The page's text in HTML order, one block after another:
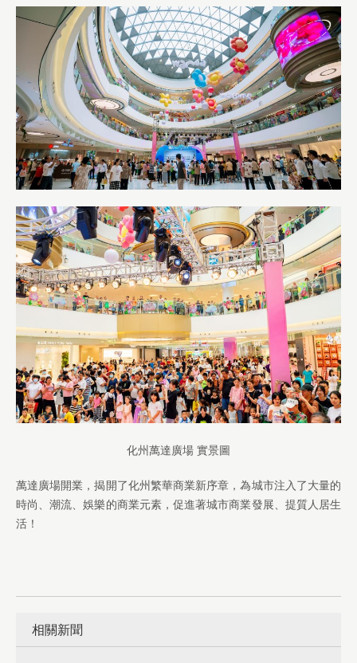
化州萬達廣場 實景圖
萬達廣場開業，揭開了化州繁華商業新序章，為城市注入了大量的
時尚、潮流、娛樂的商業元素，促進著城市商業發展、提質人居生
活！
相關新聞